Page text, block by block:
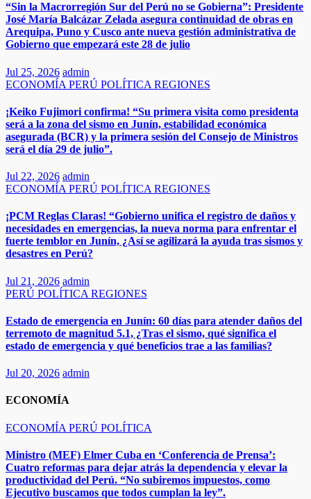
“Sin la Macrorregión Sur del Perú no se Gobierna”: Presidente
José María Balcázar Zelada asegura continuidad de obras en
Arequipa, Puno y Cusco ante nueva gestión administrativa de
Gobierno que empezará este 28 de julio
Jul 25, 2026 admin
ECONOMÍA PERÚ POLÍTICA REGIONES
​​​¡Keiko Fujimori confirma! “Su primera visita como presidenta
será a la zona del sismo en Junín, estabilidad económica
asegurada (BCR) y la primera sesión del Consejo de Ministros
será el día 29 de julio”.
Jul 22, 2026 admin
ECONOMÍA PERÚ POLÍTICA REGIONES
¡PCM Reglas Claras! “Gobierno unifica el registro de daños y
necesidades en emergencias, la nueva norma para enfrentar el
fuerte temblor en Junín, ¿Así se agilizará la ayuda tras sismos y
desastres en Perú?​
Jul 21, 2026 admin
PERÚ POLÍTICA REGIONES
Estado de emergencia en Junín: 60 días para atender daños del
terremoto de magnitud 5.1, ¿Tras el sismo, qué significa el
estado de emergencia y qué beneficios trae a las familias?
Jul 20, 2026 admin
ECONOMÍA
ECONOMÍA PERÚ POLÍTICA
Ministro (MEF) Elmer Cuba en ‘Conferencia de Prensa’:
Cuatro reformas para dejar atrás la dependencia y elevar la
productividad del Perú. “No subiremos impuestos, como
Ejecutivo buscamos que todos cumplan la ley”.